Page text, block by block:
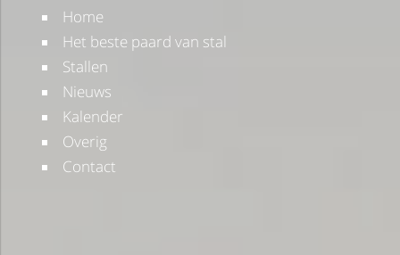
Home
Het beste paard van stal
Stallen
Nieuws
Kalender
Overig
Contact